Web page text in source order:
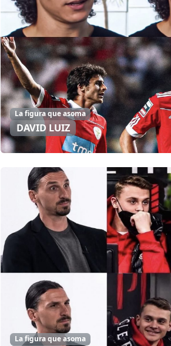
La figura que asoma
DAVID LUIZ
La figura que asoma